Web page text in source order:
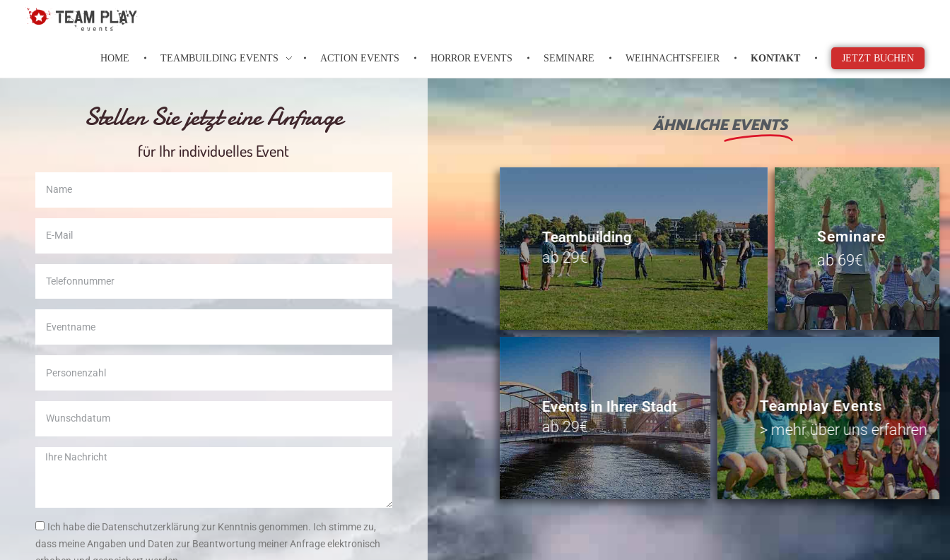
HOME TEAMBUILDING EVENTS ACTION EVENTS HORROR EVENTS SEMINARE WEIHNACHTSFEIER KONTAKT JETZT BUCHEN
Stellen Sie jetzt eine Anfrage
für Ihr individuelles Event
Ich habe die Datenschutzerklärung zur Kenntnis genommen. Ich stimme zu,
dass meine Angaben und Daten zur Beantwortung meiner Anfrage elektronisch
ÄHNLICHEEVENTS
Teambuilding
ab 29€
Seminare
ab 69€
Events in Ihrer Stadt
ab 29€
Teamplay Events
> mehr über uns erfahren